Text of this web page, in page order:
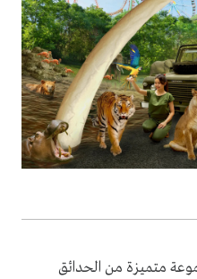
متميزة من الحدائق